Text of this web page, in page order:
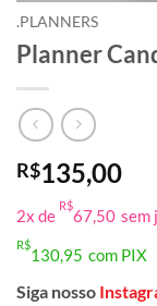
.PLANNERS
Planner
R$135,00
2x de
R$
67,50 sem
R$
130,95 com PIX
Siga nosso